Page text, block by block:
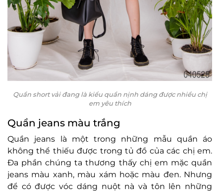
Quần short vải đang là kiểu quần nịnh dáng được nhiều chị
em yêu thích
Quần jeans màu trắng
Quần jeans là một trong những mẫu quần áo
không thể thiếu được trong tủ đồ của các chị em.
Đa phần chúng ta thương thấy chị em mặc quần
jeans màu xanh, màu xám hoặc màu đen. Nhưng
để có được vóc dáng nuột nà và tôn lên những